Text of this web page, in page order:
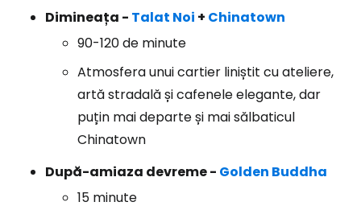
Dimineața - Talat Noi + Chinatown
90-120 de minute
Atmosfera unui cartier liniștit cu ateliere,
artă stradală și cafenele elegante, dar
puțin mai departe și mai sălbaticul
Chinatown
După-amiaza devreme - Golden Buddha
15 minute